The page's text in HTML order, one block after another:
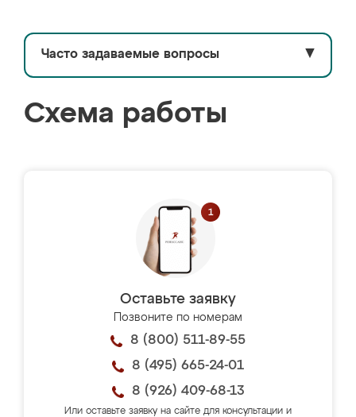
Часто задаваемые вопросы ▼
Схема работы
Оставьте заявку
Позвоните по номерам
8 (800) 511-89-55
8 (495) 665-24-01
8 (926) 409-68-13
Или оставьте заявку на сайте для консультации и